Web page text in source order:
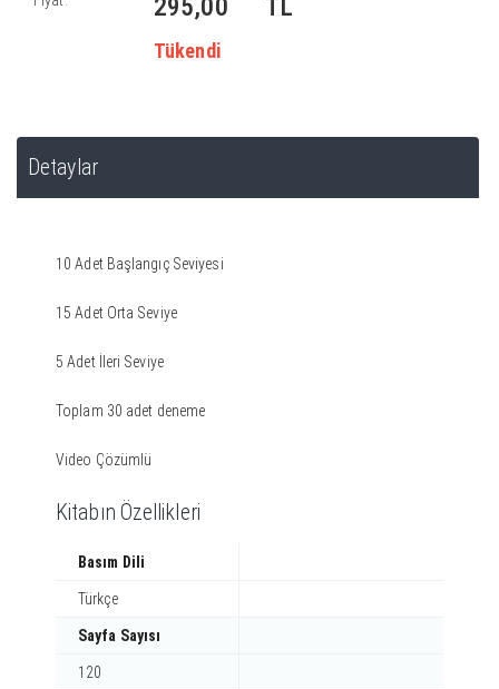
295,00 TL
Tükendi
Detaylar
10 Adet Başlangıç Seviyesi
15 Adet Orta Seviye
5 Adet İleri Seviye
Toplam 30 adet deneme
Video Çözümlü
Kitabın Özellikleri
Basım Dili
Türkçe
Sayfa Sayısı
120